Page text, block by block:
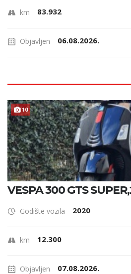
km 83.932
Objavljen 06.08.2026.
10
VESPA 300 GTS
Godište vozila 2020
km 12.300
Objavljen 07.08.2026.